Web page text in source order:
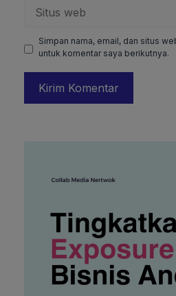
web
Simpan nama, email, dan situs
untuk komentar saya berikutnya.